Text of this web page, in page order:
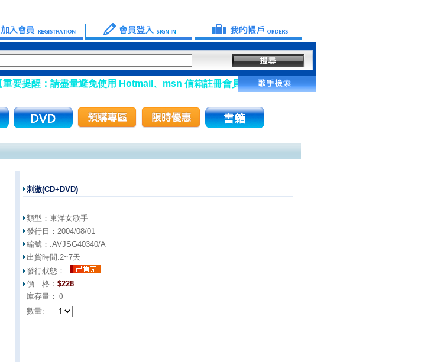
要提醒：請盡量避免使用 Hotmail、msn 信箱註冊會員】
刺激(CD+DVD)
類型： 東洋女歌手
發行日： 2004/08/01
編號：:AVJSG40340/A
出貨時間:2~7天
發行狀態：
價 格： $228
庫存量： 0
數量: